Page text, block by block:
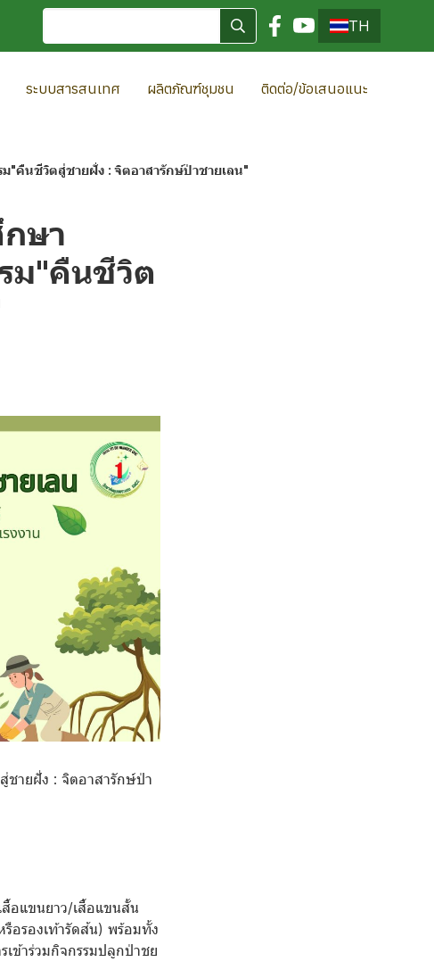
TH
ระบบสารสนเทศ ผลิตภัณฑ์ชุมชน ติดต่อ/ข้อเสนอแนะ
"คืนชีวิตสู่ชายฝั่ง : จิตอาสารักษ์ป่าชายเลน"
ษา
ม"คืนชีวิต
ชายฝั่ง : จิตอาสารักษ์ป่า
อแขนยาว/เสื้อแขนสั้น
อรองเท้ารัดส้น) พร้อมทั้ง
ข้าร่วมกิจกรรมปลูกป่าชย